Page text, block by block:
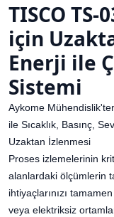
TISCO TS-
için
Enerji ile
Sistemi
Aykome
ile Sıcaklık, Basınç,
Uzaktan İzlenmesi
Proses izlemelerinin
alanlardaki ölçümlerin
ihtiyaçlarınızı
veya elektriksiz